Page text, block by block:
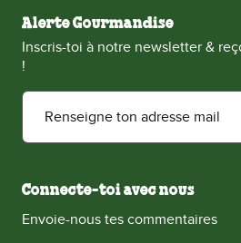
Alerte Gourmandise
Inscris-toi à notre newsletter &
!
Renseigne ton adresse mail
Connecte-toi avec nous
Envoie-nous tes commentaires